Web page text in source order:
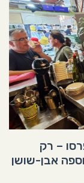
– רק
אבן-שושן